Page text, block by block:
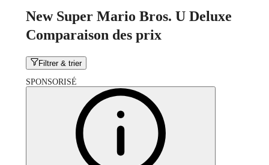
New Super Mario Bros. U Deluxe
Comparaison des prix
Filtrer & trier
SPONSORISÉ